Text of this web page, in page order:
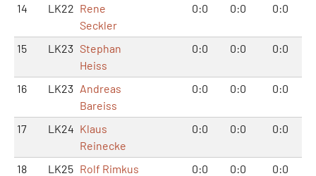
14 LK22 Rene
Seckler
0:0 0:0 0:0
15 LK23 Stephan
Heiss
0:0 0:0 0:0
16 LK23 Andreas
Bareiss
0:0 0:0 0:0
17 LK24 Klaus
Reinecke
0:0 0:0 0:0
18 LK25 Rolf Rimkus 0:0 0:0
0:0